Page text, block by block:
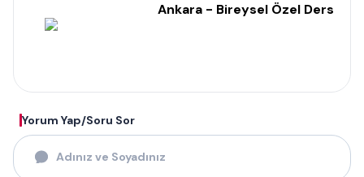
Ankara - Bireysel Özel Ders
Yorum Yap/Soru Sor